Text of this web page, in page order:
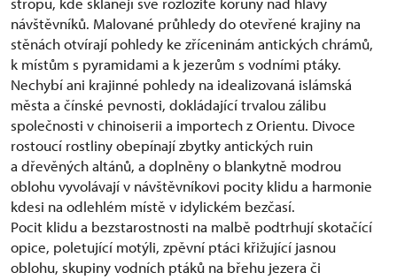
návštěvníků. Malované průhledy do otevřené krajiny na
stěnách otvírají pohledy ke zříceninám antických chrámů,
k místům s pyramidami a k jezerům s vodními ptáky.
Nechybí ani krajinné pohledy na idealizovaná islámská
města a čínské pevnosti, dokládající trvalou zálibu
společnosti v chinoiserii a importech z Orientu. Divoce
rostoucí rostliny obepínají zbytky antických ruin
a dřevěných altánů, a doplněny o blankytně modrou
oblohu vyvolávají v návštěvníkovi pocity klidu a harmonie
kdesi na odlehlém místě v idylickém bezčasí.
Pocit klidu a bezstarostnosti na malbě podtrhují skotačící
opice, poletující motýli, zpěvní ptáci křižující jasnou
oblohu, skupiny vodních ptáků na břehu jezera či